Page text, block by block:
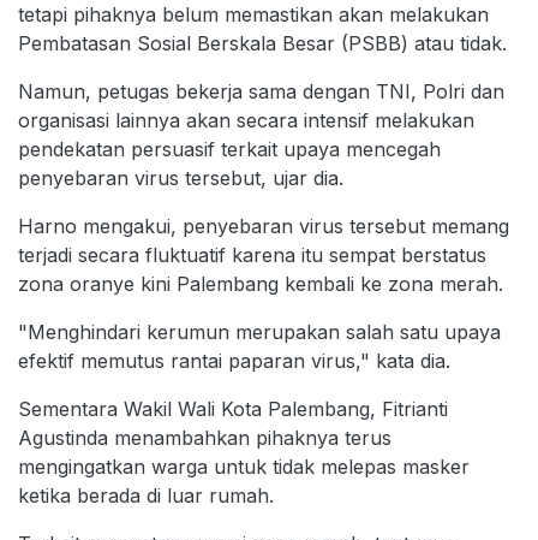
tetapi pihaknya belum memastikan akan melakukan
Pembatasan Sosial Berskala Besar (PSBB) atau tidak.
Namun, petugas bekerja sama dengan TNI, Polri dan
organisasi lainnya akan secara intensif melakukan
pendekatan persuasif terkait upaya mencegah
penyebaran virus tersebut, ujar dia.
Harno mengakui, penyebaran virus tersebut memang
terjadi secara fluktuatif karena itu sempat berstatus
zona oranye kini Palembang kembali ke zona merah.
"Menghindari kerumun merupakan salah satu upaya
efektif memutus rantai paparan virus," kata dia.
Sementara Wakil Wali Kota Palembang, Fitrianti
Agustinda menambahkan pihaknya terus
mengingatkan warga untuk tidak melepas masker
ketika berada di luar rumah.